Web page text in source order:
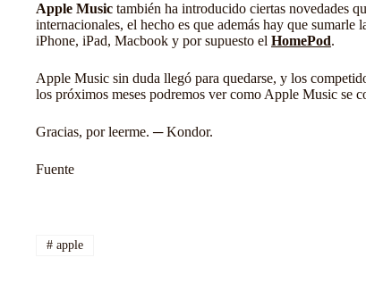
Apple Music también ha introducido ciertas novedades
internacionales, el hecho es que además hay que
iPhone, iPad, Macbook y por supuesto el HomePod.
Apple Music sin duda llegó para quedarse, y los
los próximos meses podremos ver como Apple Music se
Gracias, por leerme. ─ Kondor.
Fuente
#apple